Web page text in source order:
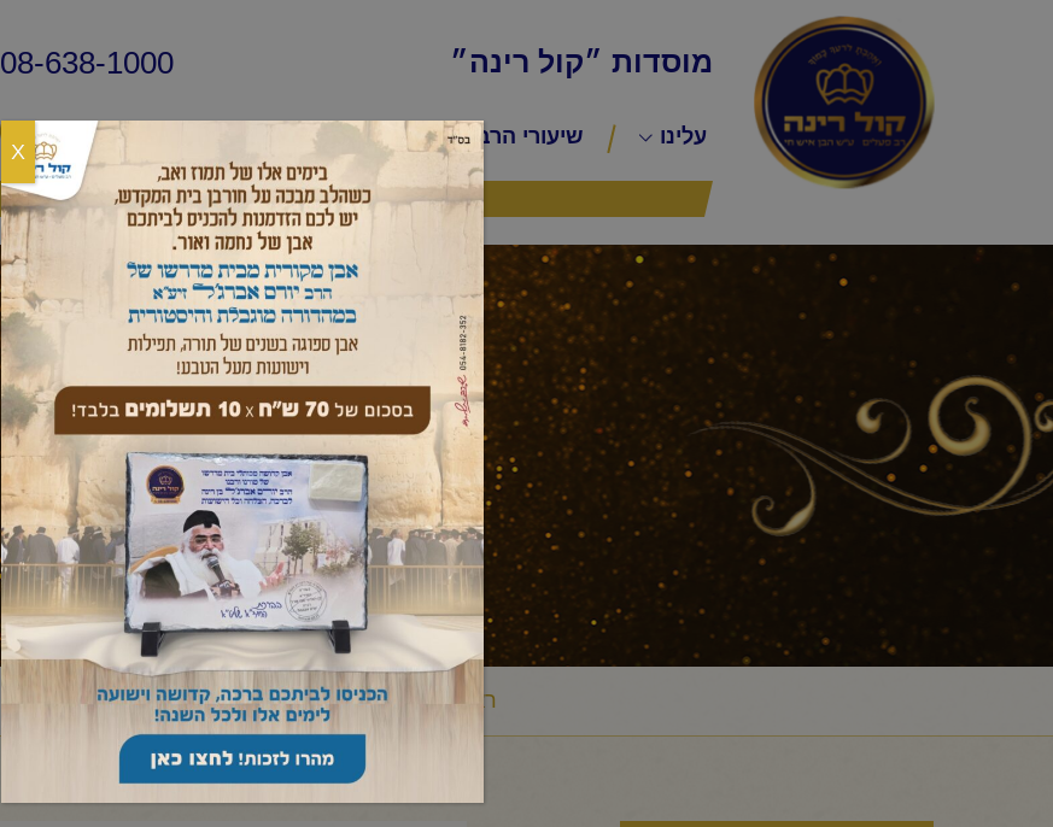
מוסדות ״קול רינה״ 08-638-1000
עלינו שיעורי הרב שיעורי החיד״א שאלות ותשובות
היה שותף
מאמר לשבת
ראשי / מאמר לשבת/במדבר/שלח לך /פרשת שלח לך
X